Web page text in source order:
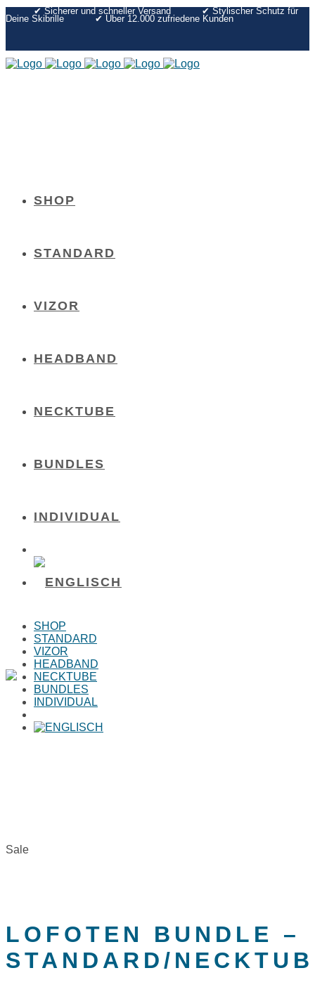
✔︎ Sicherer und schneller Versand ✔︎ Stylischer Schutz für
Deine Skibrille ✔︎ Über 12.000 zufriedene Kunden
SHOP
STANDARD
VIZOR
HEADBAND
NECKTUBE
BUNDLES
INDIVIDUAL
SHOP
STANDARD
VIZOR
HEADBAND
NECKTUBE
BUNDLES
INDIVIDUAL
Sale
LOFOTEN BUNDLE –
STANDARD/